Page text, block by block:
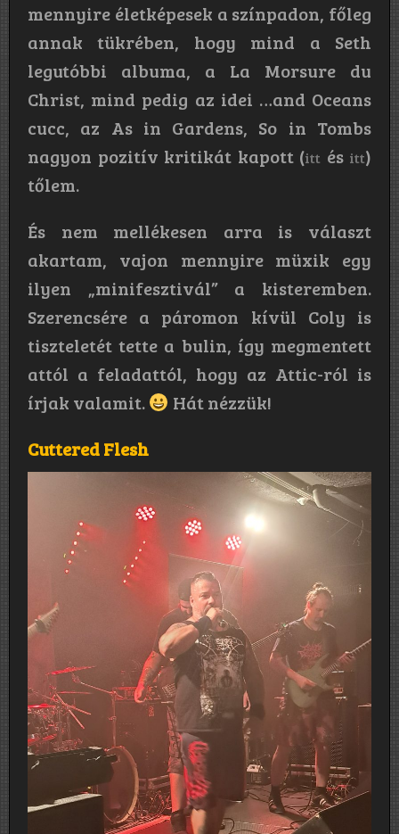
mennyire életképesek a színpadon, főleg
annak tükrében, hogy mind a Seth
legutóbbi albuma, a La Morsure du
Christ, mind pedig az idei …and Oceans
cucc, az As in Gardens, So in Tombs
nagyon pozitív kritikát kapott (itt és itt)
tőlem.
És nem mellékesen arra is választ
akartam, vajon mennyire müxik egy
ilyen „minifesztivál” a kisteremben.
Szerencsére a páromon kívül Coly is
tiszteletét tette a bulin, így megmentett
attól a feladattól, hogy az Attic-ról is
írjak valamit.
Hát nézzük!
Cuttered Flesh